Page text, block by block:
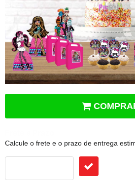
Calcule o frete e o prazo de entrega